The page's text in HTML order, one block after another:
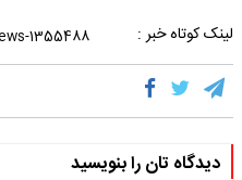
لینک کوتاه خبر :
دیدگاه تان را بنویسید